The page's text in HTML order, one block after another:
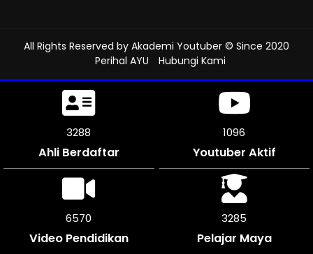
All Rights Reserved by Akademi Youtuber © Since 2020
Perihal AYU
Hubungi Kami
3618
Ahli Berdaftar
1206
Youtuber Aktif
7236
Video Pendidikan
3615
Pelajar Maya